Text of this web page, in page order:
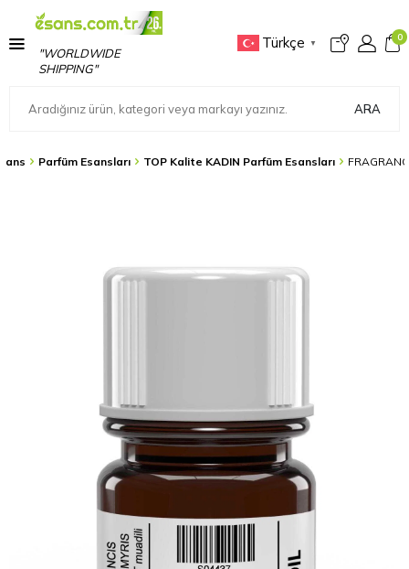
"WORLDWIDE
SHIPPING"
Türkçe ▼
0
ARA
Parfüm Esansları TOP Kalite KADIN Parfüm Esansları